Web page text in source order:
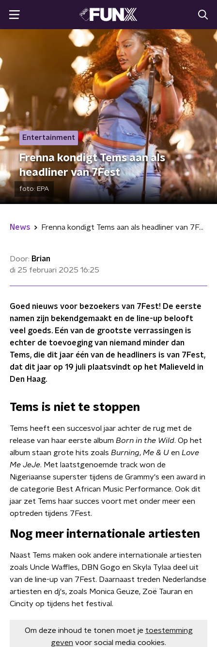
Entertainment
Frenna kondigt Tems aan als
headliner van 7Fest
foto: EPA
News Frenna kondigt Tems aan als headliner van 7Fest
Door: Brian
di 25 februari 2025 16:25
Goed nieuws voor bezoekers van 7Fest! De eerste
namen zijn bekendgemaakt en de line-up belooft
veel goeds. Eén van de grootste verrassingen is
echter de toevoeging van niemand minder dan
Tems, die dit jaar één van de headliners is van 7Fest,
dat dit jaar op 19 juli plaatsvindt op het Malieveld in
Den Haag.
Tems is niet te stoppen
Tems heeft een succesvol jaar achter de rug met de
release van haar eerste album Born in the Wild. Op het
album staan grote hits zoals Burning, Me & U en Love
Me JeJe. Met laatstgenoemde track won de
Nigeriaanse superster tijdens de Grammy's een award in
de categorie Best African Music Performance. Ook dit
jaar zet Tems haar succes voort met onder meer een
optreden tijdens 7Fest.
Nog meer internationale artiesten
Naast Tems maken ook andere internationale artiesten
zoals Uncle Waffles, DBN Gogo en Skyla Tylaa deel uit
van de line-up van 7Fest. Daarnaast treden Nederlandse
artiesten en dj's, zoals Monica Geuze, Zoë Tauran en
Cincity op tijdens het festival.
Om deze inhoud te tonen moet je toestemming
geven voor social media cookies.